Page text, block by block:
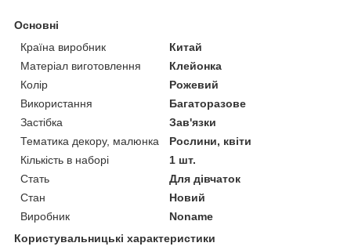
Основні
Країна виробник
Китай
Матеріал виготовлення
Клейонка
Колір
Рожевий
Використання
Багаторазове
Застібка
Зав'язки
Тематика декору, малюнка
Рослини, квіти
Кількість в наборі
1 шт.
Стать
Для дівчаток
Стан
Новий
Виробник
Noname
Користувальницькі характеристики